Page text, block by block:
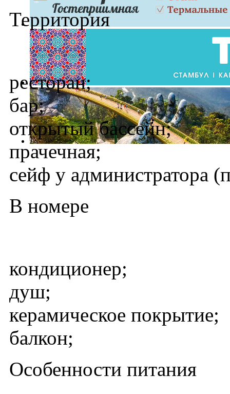
Территория
ресторан;
бар;
открытый бассейн;
прачечная;
сейф у администратора
В номере
кондиционер;
душ;
керамическое покрытие;
балкон;
Особенности питания